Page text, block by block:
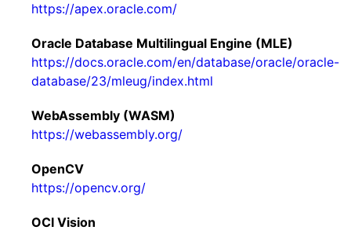
https://apex.oracle.com/
Oracle Database Multilingual Engine (MLE)
https://docs.oracle.com/en/database/oracle/oracle-
database/23/mleug/index.html
WebAssembly (WASM)
https://webassembly.org/
OpenCV
https://opencv.org/
OCI Vision